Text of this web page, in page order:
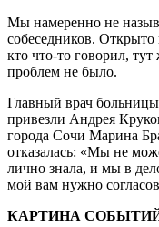
Мы намеренно не
собеседников. Открыто
кто что-то говорил,
проблем не было.
Главный врач
привезли Андрея
города Сочи Марина
отказалась: «Мы не
лично знала, и мы в
мой вам нужно
КАРТИНА